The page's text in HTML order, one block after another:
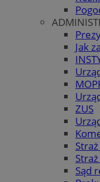
Jak
ZUS
Sąd